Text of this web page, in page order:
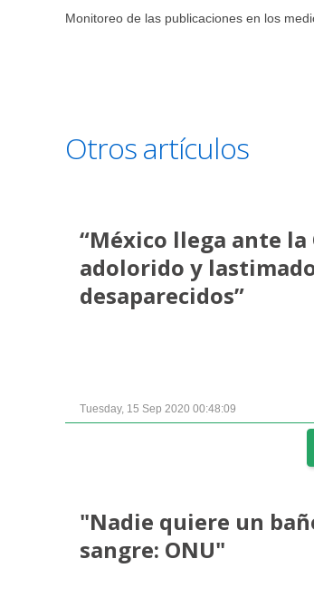
Monitoreo de las publicaciones en los
Otros artículos
“México llega ante la
adolorido y
desaparecidos”
Tuesday, 15 Sep 2020 00:48:09
"Nadie quiere un
sangre: ONU"